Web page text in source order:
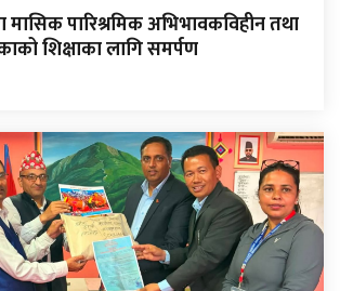
मासिक पारिश्रमिक अभिभावकविहीन तथा
शिक्षाका लागि समर्पण